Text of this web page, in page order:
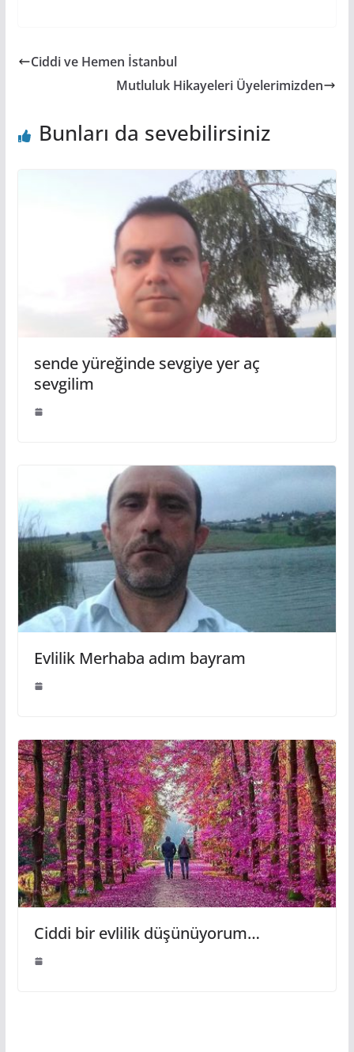
Ciddi ve Hemen İstanbul
Mutluluk Hikayeleri Üyelerimizden
Bunları da sevebilirsiniz
sende yüreğinde sevgiye yer aç
sevgilim
Evlilik Merhaba adım bayram
Ciddi bir evlilik düşünüyorum…